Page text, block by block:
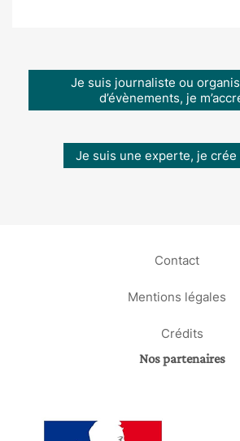
Je suis journaliste ou
d’évènements, je
Je suis une experte, je crée
Contact
Mentions légales
Crédits
Nos partenaires